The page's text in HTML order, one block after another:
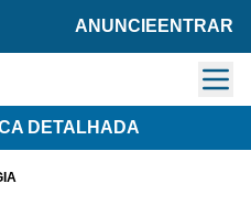
ANUNCIE ENTRAR
DETALHADA